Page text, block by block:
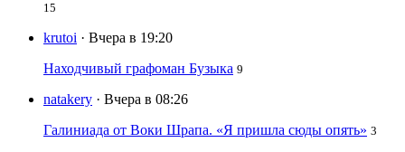
15
krutoi · Вчера в 19:20
Находчивый графоман Бузыка 9
natakery · Вчера в 08:26
Галиниада от Воки Шрапа. «Я пришла сюды опять» 3